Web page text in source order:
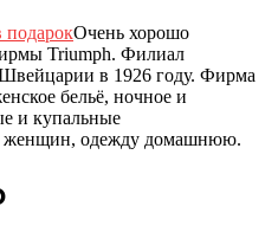
Очень хорошо
Triumph. Филиал
в 1926 году. Фирма
бельё, ночное и
и купальные
женщин, одежду домашнюю.